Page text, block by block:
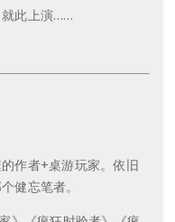
就此上演……
作者+桌游玩家。依旧
健忘笔者。